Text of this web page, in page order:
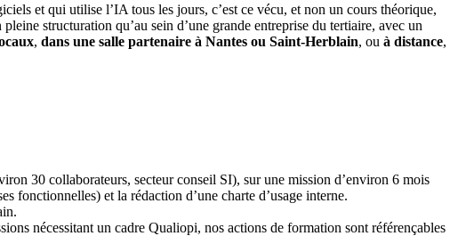
et qui utilise l’IA tous les jours, c’est ce vécu, et non un cours théorique,
structuration qu’au sein d’une grande entreprise du tertiaire, avec un
, dans une salle partenaire à Nantes ou Saint-Herblain, ou à distance,
30 collaborateurs, secteur conseil SI), sur une mission d’environ 6 mois
fonctionnelles) et la rédaction d’une charte d’usage interne.
nécessitant un cadre Qualiopi, nos actions de formation sont référençables